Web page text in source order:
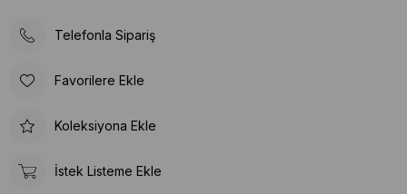
Telefonla Sipariş
Favorilere Ekle
Koleksiyona Ekle
İstek Listeme Ekle